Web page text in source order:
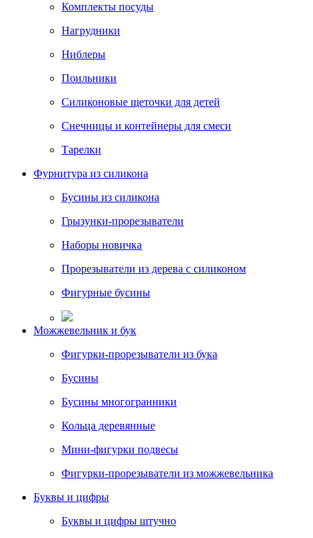
Комплекты посуды
Нагрудники
Ниблеры
Поильники
Силиконовые щеточки для детей
Снечницы и контейнеры для смеси
Тарелки
Фурнитура из силикона
Бусины из силикона
Грызунки-прорезыватели
Наборы новичка
Прорезыватели из дерева с силиконом
Фигурные бусины
Можжевельник и бук
Фигурки-прорезыватели из бука
Бусины
Бусины многогранники
Кольца деревянные
Мини-фигурки подвесы
Фигурки-прорезыватели из можжевельника
Буквы и цифры
Буквы и цифры штучно